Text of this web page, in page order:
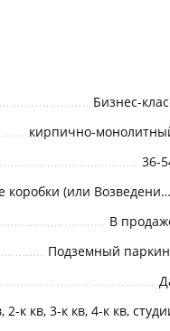
Бизнес-
кирпично-
36-
Возведение коробки (или Возведение корпуса)
В
Подземный
2-к кв, 3-к кв, 4-к кв,